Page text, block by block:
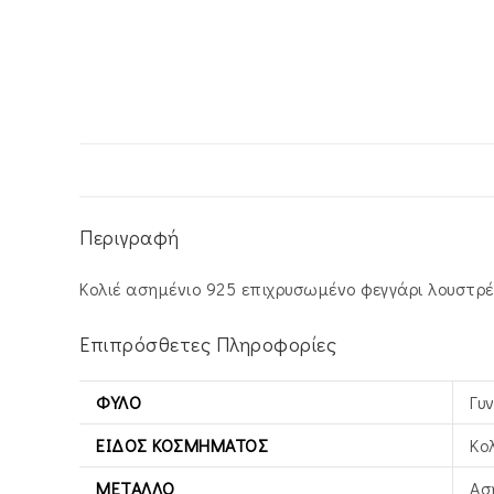
Περιγραφή
Κολιέ ασημένιο 925 επιχρυσωμένο φεγγάρι
Επιπρόσθετες Πληροφορίες
ΦΎΛΟ
ΕΊΔΟΣ ΚΟΣΜΉΜΑΤΟΣ
ΜΈΤΑΛΛΟ